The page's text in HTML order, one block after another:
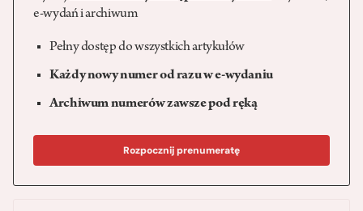
e-wydań i archiwum
Pełny dostęp do wszystkich artykułów
Każdy nowy numer od razu w e-wydaniu
Archiwum numerów zawsze pod ręką
Rozpocznij prenumeratę